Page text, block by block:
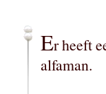
Er heeft
alfaman.